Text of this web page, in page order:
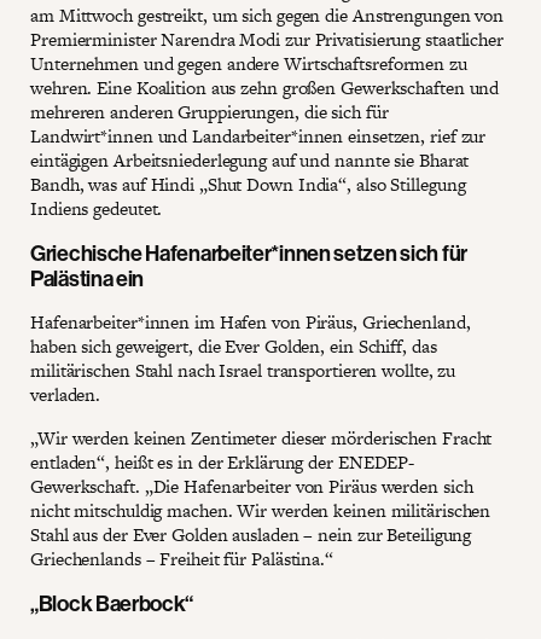
am Mittwoch gestreikt, um sich gegen die Anstrengungen von
Premierminister Narendra Modi zur Privatisierung staatlicher
Unternehmen und gegen andere Wirtschaftsreformen zu
wehren. Eine Koalition aus zehn großen Gewerkschaften und
mehreren anderen Gruppierungen, die sich für
Landwirt*innen und Landarbeiter*innen einsetzen, rief zur
eintägigen Arbeitsniederlegung auf und nannte sie Bharat
Bandh, was auf Hindi „Shut Down India“, also Stillegung
Indiens gedeutet.
Griechische Hafenarbeiter*innen setzen sich für
Palästina ein
Hafenarbeiter*innen im Hafen von Piräus, Griechenland,
haben sich geweigert, die Ever Golden, ein Schiff, das
militärischen Stahl nach Israel transportieren wollte, zu
verladen.
„Wir werden keinen Zentimeter dieser mörderischen Fracht
entladen“, heißt es in der Erklärung der ENEDEP-
Gewerkschaft. „Die Hafenarbeiter von Piräus werden sich
nicht mitschuldig machen. Wir werden keinen militärischen
Stahl aus der Ever Golden ausladen – nein zur Beteiligung
Griechenlands – Freiheit für Palästina.“
„Block Baerbock“